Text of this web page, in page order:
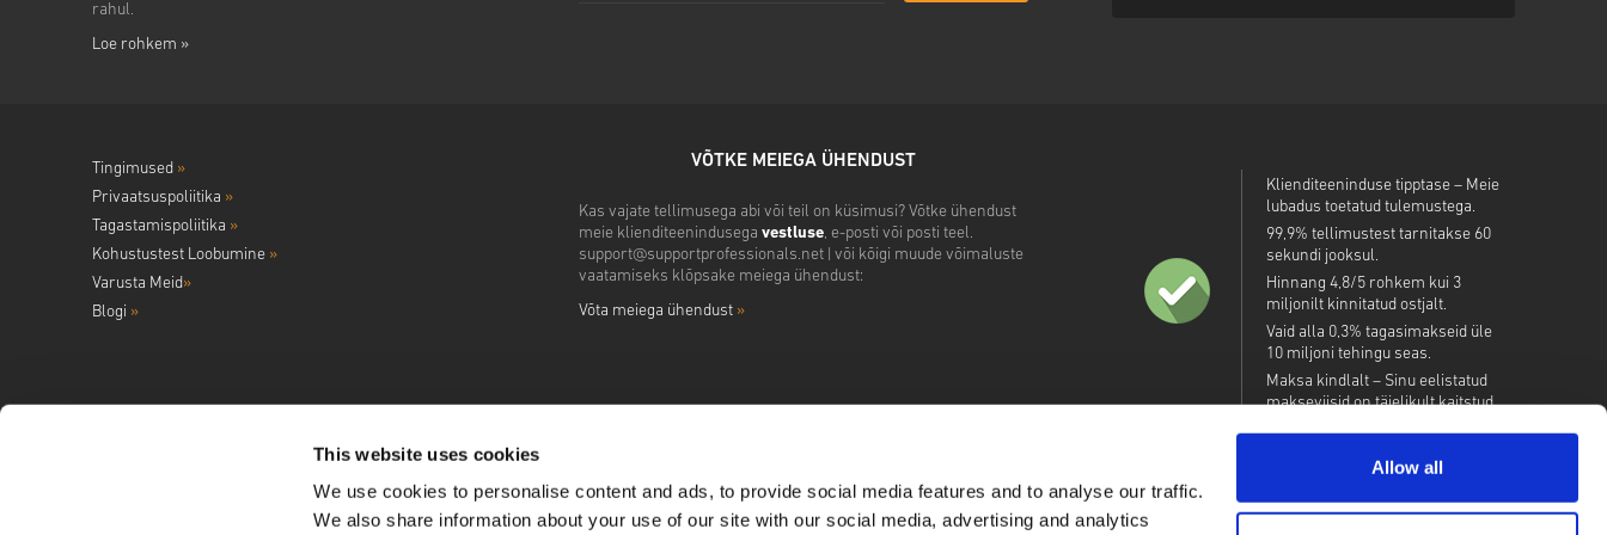
This website uses cookies
We use cookies to personalise content and ads, to provide social media features and to analyse our traffic.
We also share information about your use of our site with our social media, advertising and analytics
Allow all
rahul.
Loe rohkem »
Tingimused »
Privaatsuspoliitika »
Tagastamispoliitika »
Kohustustest Loobumine »
Varusta Meid»
Blogi »
VÕTKE MEIEGA ÜHENDUST
Kas vajate tellimusega abi või teil on küsimusi? Võtke ühendust
meie klienditeenindusega vestluse, e-posti või posti teel.
support@supportprofessionals.net| või kõigi muude võimaluste
vaatamiseks klõpsake meiega ühendust:
Võta meiega ühendust »
Klienditeeninduse tipptase – Meie
lubadus toetatud tulemustega.
99,9% tellimustest tarnitakse 60
sekundi jooksul.
Hinnang 4,8/5 rohkem kui 3
miljonilt kinnitatud ostjalt.
Vaid alla 0,3% tagasimakseid üle
10 miljoni tehingu seas.
Maksa kindlalt – Sinu eelistatud
makseviisid on täielikult kaitstud.